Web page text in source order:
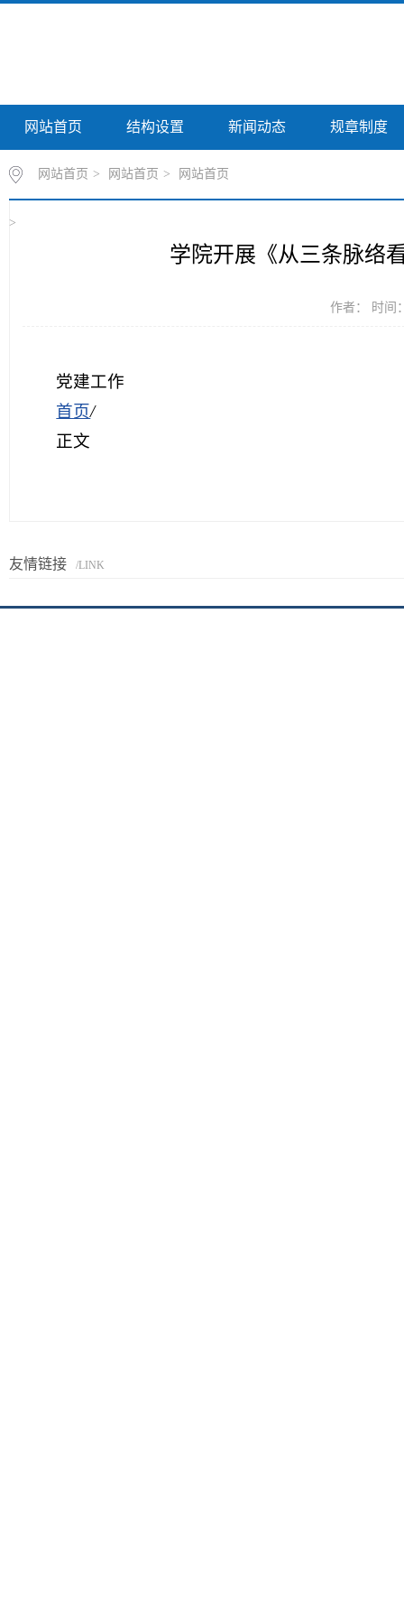
网站首页 结构设置 新闻动态 规章制度
网站首页 > 网站首页 > 网站首页
>
学院开展《从三条脉络
作者： 时间
党建工作
首页/
正文
友情链接 /LINK